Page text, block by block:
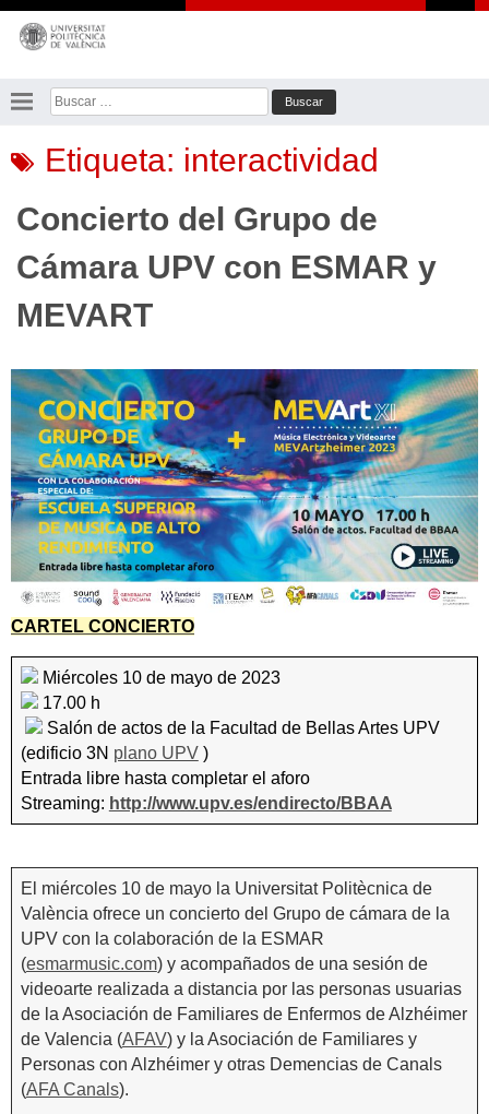
Saltar
contenido
Buscar:
Etiqueta: interactividad
Concierto del Grupo de
Cámara UPV con ESMAR y
MEVART
CARTEL CONCIERTO
Miércoles 10 de mayo de 2023
17.00 h
Salón de actos de la Facultad de Bellas Artes UPV
(edificio 3N plano UPV)
Entrada libre hasta completar el aforo
Streaming: http://www.upv.es/endirecto/BBAA
El miércoles 10 de mayo la Universitat Politècnica de
València ofrece un concierto del Grupo de cámara de la
UPV con la colaboración de la ESMAR
(esmarmusic.com) y acompañados de una sesión de
videoarte realizada a distancia por las personas usuarias
de la Asociación de Familiares de Enfermos de Alzhéimer
de Valencia (AFAV) y la Asociación de Familiares y
Personas con Alzhéimer y otras Demencias de Canals
(AFA Canals).